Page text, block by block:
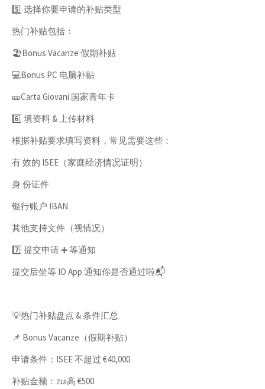
5️⃣ 选择你要申请的补贴类型
热门补贴包括：
🏖Bonus Vacanze 假期补贴
💻Bonus PC 电脑补贴
🎫Carta Giovani 国家青年卡
6️⃣ 填资料 & 上传材料
根据补贴要求填写资料，常见需要这些：
有 效的 ISEE（家庭经济情况证明）
身 份证件
银行账户 IBAN
其他支持文件（视情况）
7️⃣ 提交申请 ➕ 等通知
提交后坐等 IO App 通知你是否通过啦📬
💡热门补贴盘点 & 条件汇总
📌 Bonus Vacanze（假期补贴）
申请条件：ISEE 不超过 €40,000
补贴金额：zui高 €500